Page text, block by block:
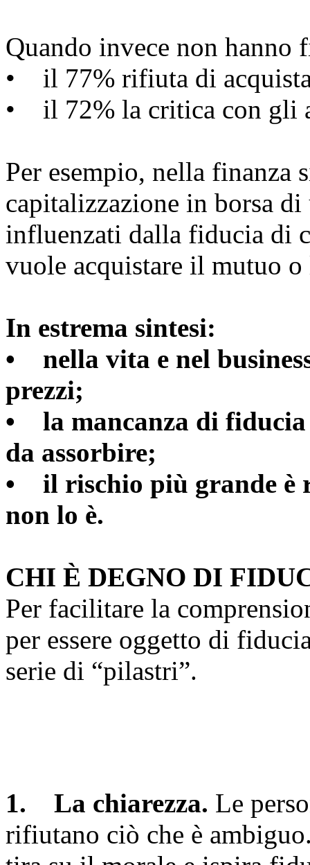
Quando invece non hanno
• il 77% rifiuta di
• il 72% la critica con gli
Per esempio, nella finanza
capitalizzazione in borsa di
influenzati dalla fiducia di
vuole acquistare il mutuo
In estrema sintesi:
• nella vita e nel
prezzi;
• la mancanza di fiducia
da assorbire;
• il rischio più grande è
non lo è.
CHI È DEGNO DI
Per facilitare la
per essere oggetto di
serie di “pilastri”.
1. La chiarezza. Le
rifiutano ciò che è